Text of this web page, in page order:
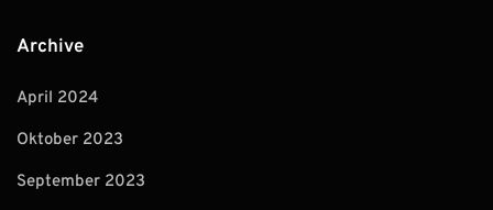
Archive
April 2024
Oktober 2023
September 2023